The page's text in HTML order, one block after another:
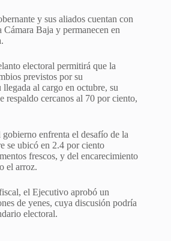
y sus aliados cuentan con
Baja y permanecen en
electoral permitirá que la
previstos por su
al cargo en octubre, su
respaldo cercanos al 70 por ciento,
enfrenta el desafío de la
se ubicó en 2.4 por ciento
frescos, y del encarecimiento
el arroz.
el Ejecutivo aprobó un
de yenes, cuya discusión podría
electoral.